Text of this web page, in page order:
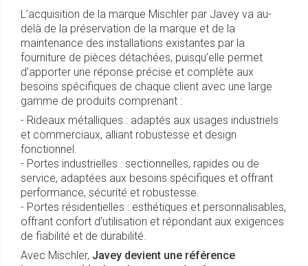
L’acquisition de la marque Mischler par Javey va au-
delà de la préservation de la marque et de la
maintenance des installations existantes par la
fourniture de pièces détachées, puisqu’elle permet
d’apporter une réponse précise et complète aux
besoins spécifiques de chaque client avec une large
gamme de produits comprenant :
- Rideaux métalliques : adaptés aux usages industriels
et commerciaux, alliant robustesse et design
fonctionnel.
- Portes industrielles : sectionnelles, rapides ou de
service, adaptées aux besoins spécifiques et offrant
performance, sécurité et robustesse.
- Portes résidentielles : esthétiques et personnalisables,
offrant confort d’utilisation et répondant aux exigences
de fiabilité et de durabilité.
Avec Mischler, Javey devient une référence